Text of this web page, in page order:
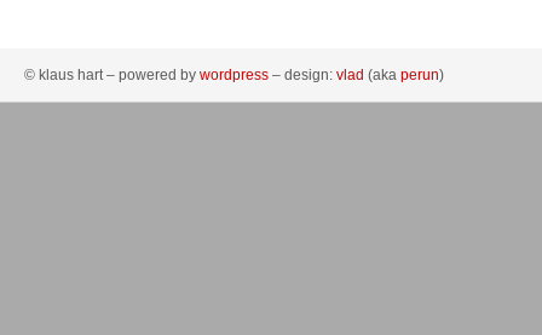
© klaus hart – powered by wordpress – design: vlad (aka perun)